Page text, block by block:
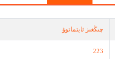
چىڭغىز ئايتماتوۋ
223